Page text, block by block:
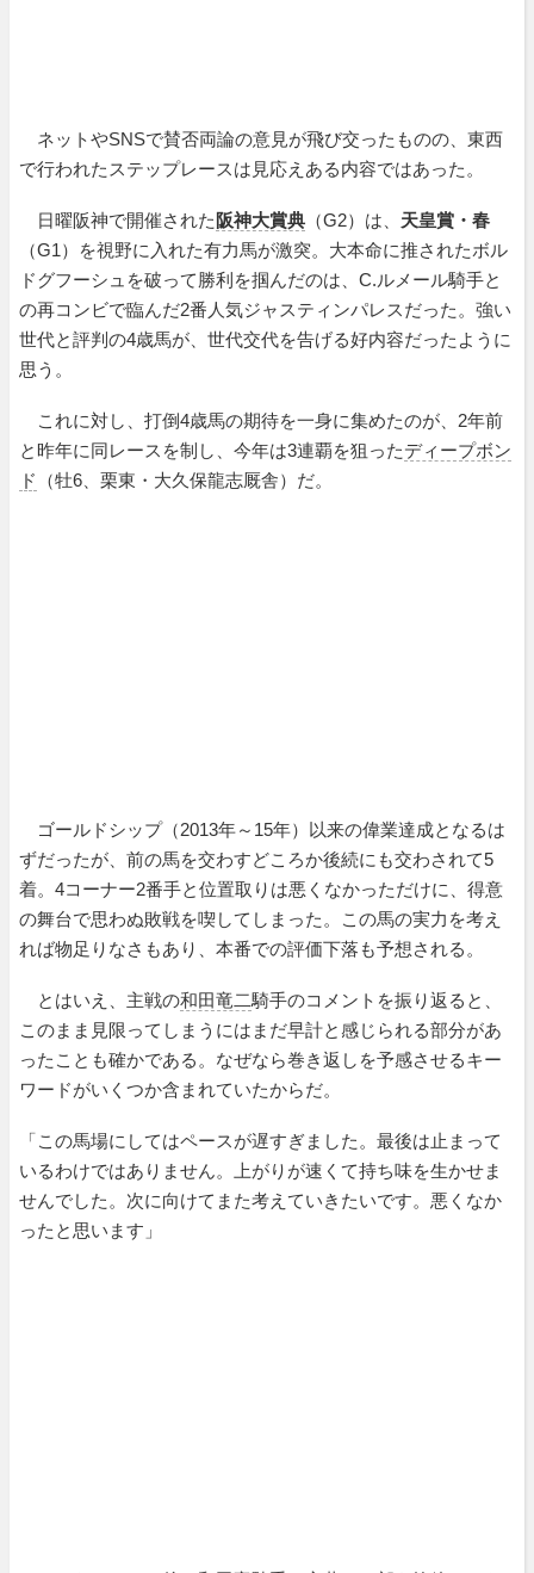
ネットやSNSで賛否両論の意見が飛び交ったものの、東西
で行われたステップレースは見応えある内容ではあった。
日曜阪神で開催された 阪神大賞典 （G2）は、 天皇賞・春
（G1）を視野に入れた有力馬が激突。大本命に推されたボル
ドグフーシュを破って勝利を掴んだのは、C.ルメール騎手と
の再コンビで臨んだ2番人気ジャスティンパレスだった。強い
世代と評判の4歳馬が、世代交代を告げる好内容だったように
思う。
これに対し、打倒4歳馬の期待を一身に集めたのが、2年前
と昨年に同レースを制し、今年は3連覇を狙ったディープボン
ド
（牡6、栗東・大久保龍志厩舎）だ。
ゴールドシップ（2013年～15年）以来の偉業達成となるは
ずだったが、前の馬を交わすどころか後続にも交わされて5
着。4コーナー2番手と位置取りは悪くなかっただけに、得意
の舞台で思わぬ敗戦を喫してしまった。この馬の実力を考え
れば物足りなさもあり、本番での評価下落も予想される。
とはいえ、主戦の和田竜二騎手のコメントを振り返ると、
このまま見限ってしまうにはまだ早計と感じられる部分があ
ったことも確かである。なぜなら巻き返しを予感させるキー
ワードがいくつか含まれていたからだ。
「この馬場にしてはペースが遅すぎました。最後は止まって
いるわけではありません。上がりが速くて持ち味を生かせま
せんでした。次に向けてまた考えていきたいです。悪くなか
ったと思います」